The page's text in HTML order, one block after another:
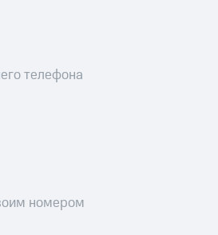
телефона
номером